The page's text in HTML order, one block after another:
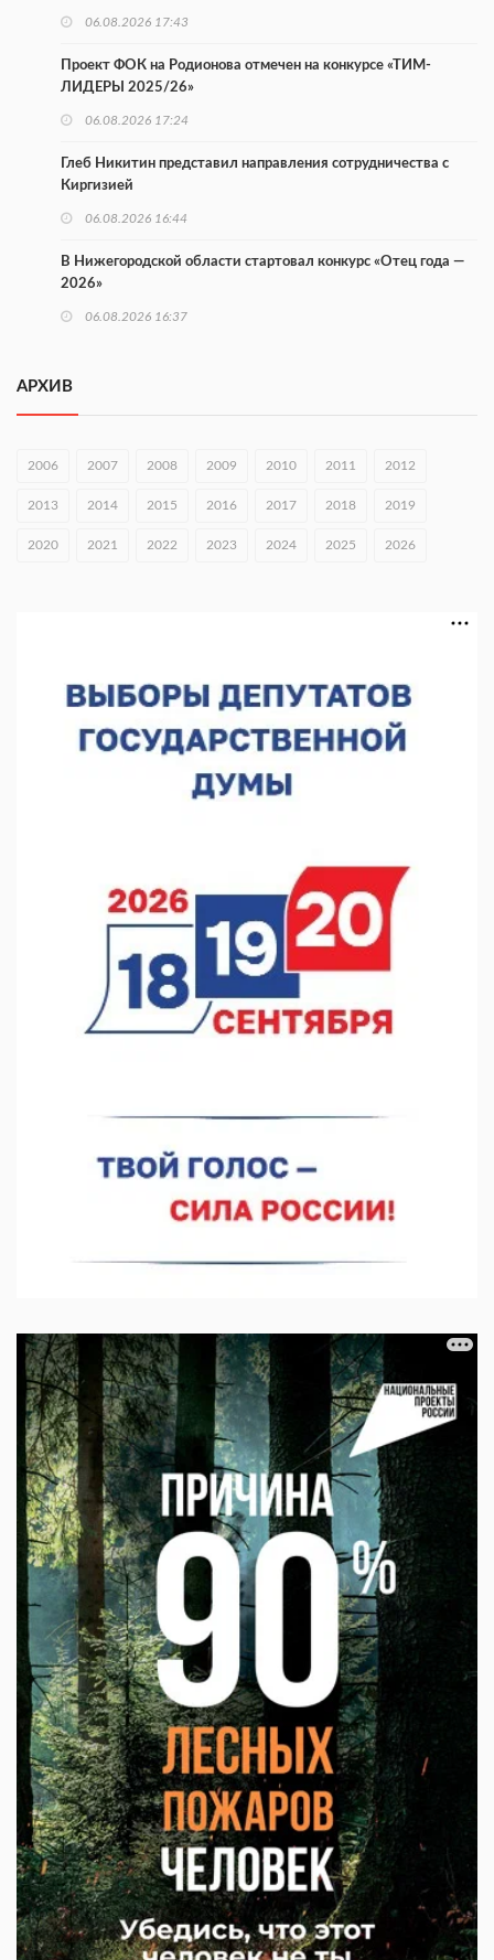
06.08.2026 17:43
Проект ФОК на Родионова отмечен на конкурсе «ТИМ-
ЛИДЕРЫ 2025/26»
06.08.2026 17:24
Глеб Никитин представил направления сотрудничества с
Киргизией
06.08.2026 16:44
В Нижегородской области стартовал конкурс «Отец года —
2026»
06.08.2026 16:37
раза
06.08.2026 15:26
Видели ночь, бежали всю ночь... На Нижневолжской
набережной прошел необычный забег
Нижегородские хирурги выполнили трансоральную
операцию на щитовидной железе
06.08.2026 15:03
Более 30 нижегородцев прошли обучение для соцконтракта
06.08.2026 14:46
АРХИВ
2006 2007 2008 2009 2010 2011 2012
2013 2014 2015 2016 2017 2018 2019
2020 2021 2022 2023 2024 2025 2026